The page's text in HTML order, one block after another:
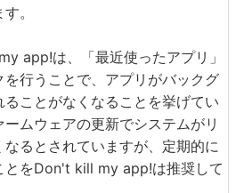
。
app!は、「最近使ったアプリ」
行うことで、アプリがバックグ
ことがなくなることを挙げてい
ムウェアの更新でシステムがリ
るとされていますが、定期的に
とをDon't kill my app!は推奨して